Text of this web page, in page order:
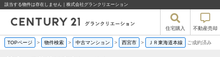
該当する物件は存在しません｜株式会社グランクリエーション
住宅購入 不動産売却
TOPページ > 物件検索 > 中古マンション > 西宮市 > ＪＲ東海道本線 ご成約済み